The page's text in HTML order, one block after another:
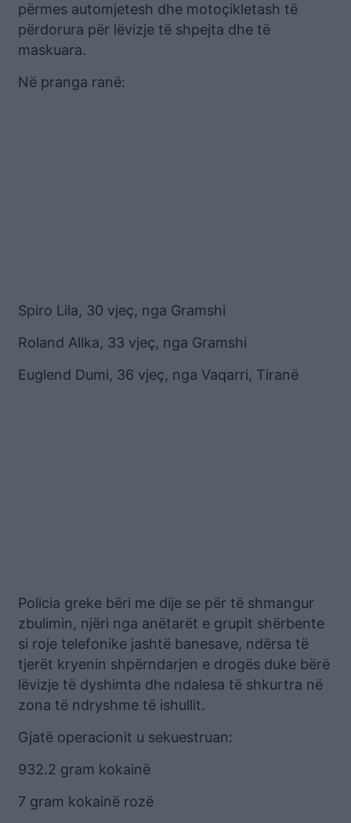
përmes automjetesh dhe motoçikletash të
përdorura për lëvizje të shpejta dhe të
maskuara.
Në pranga ranë:
Spiro Lila, 30 vjeç, nga Gramshi
Roland Allka, 33 vjeç, nga Gramshi
Euglend Dumi, 36 vjeç, nga Vaqarri, Tiranë
Policia greke bëri me dije se për të shmangur
zbulimin, njëri nga anëtarët e grupit shërbente
si roje telefonike jashtë banesave, ndërsa të
tjerët kryenin shpërndarjen e drogës duke bërë
lëvizje të dyshimta dhe ndalesa të shkurtra në
zona të ndryshme të ishullit.
Gjatë operacionit u sekuestruan:
932.2 gram kokainë
7 gram kokainë rozë